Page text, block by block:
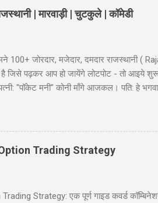
| मारवाड़ी | चुटकुले | कॉमेडी
100+ जोरदार, मजेदार, दमदार राजस्थानी (
जिसे पढ़कर आप हो जायेंगे लोटपोट - तो आइये शुरू
"पॉकेट मनी" कोनी माँगे आजकल। पति: हे
जोक्स - धणी- आज सजधज के कठे जा री से?
राजस्थानी कॉमेडी - स्कूल के निरीक्षण के लिए
हिला तक नहीं। निरीक्षक : ‘विश्राम’। सब वैस...
Trading Strategy
Strategy: एक पूर्ण गाइड कवर्ड